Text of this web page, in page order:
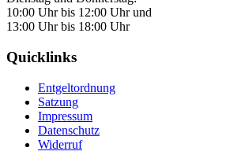
10:00 Uhr bis 12:00 Uhr und
13:00 Uhr bis 18:00 Uhr
Quicklinks
Entgeltordnung
Satzung
Impressum
Datenschutz
Widerruf